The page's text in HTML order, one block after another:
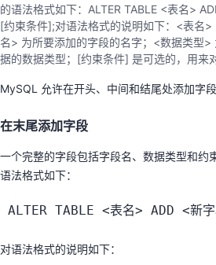
者
我
的
博
客
我
的
论
坛
我
的
圈
子
我
的
直
我
的
我
的语法格式如下：ALTER TABLE <表名>
[约束条件];对语法格式的说明如下：<表名
名> 为所要添加的字段的名字；<数据类型
据的数据类型；[约束条件] 是可选的，用来
MySQL 允许在开头、中间和结尾处添加字段
在末尾添加字段
一个完整的字段包括字段名、数据类型和约
语法格式如下：
ALTER TABLE <表名> ADD <新
对语法格式的说明如下：